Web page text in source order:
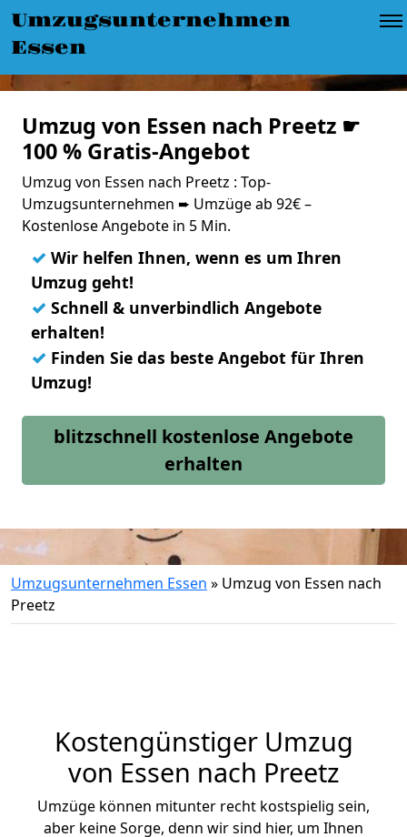
Umzugsunternehmen
Essen
Umzug von Essen nach Preetz ☛
100 % Gratis-Angebot
Umzug von Essen nach Preetz : Top-
Umzugsunternehmen ➨ Umzüge ab 92€ –
Kostenlose Angebote in 5 Min.
✓ Wir helfen Ihnen, wenn es um Ihren
Umzug geht!
✓ Schnell & unverbindlich Angebote
erhalten!
✓ Finden Sie das beste Angebot für Ihren
Umzug!
blitzschnell kostenlose Angebote
erhalten
Umzugsunternehmen Essen » Umzug von Essen nach
Preetz
Kostengünstiger Umzug
von Essen nach Preetz
Umzüge können mitunter recht kostspielig sein,
aber keine Sorge, denn wir sind hier, um Ihnen